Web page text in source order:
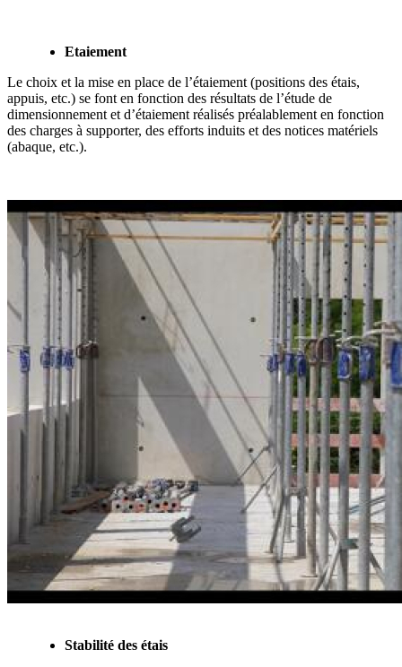
Etaiement
Le choix et la mise en place de l’étaiement (positions des étais,
appuis, etc.) se font en fonction des résultats de l’étude de
dimensionnement et d’étaiement réalisés préalablement en fonction
des charges à supporter, des efforts induits et des notices matériels
(abaque, etc.).
Stabilité des étais